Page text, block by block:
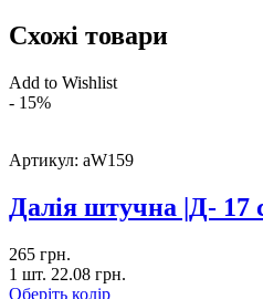
Схожі товари
Add to Wishlist
- 15%
Артикул: aW159
Далія штучна |Д- 17
265 грн.
1 шт. 22.08 грн.
Оберіть колір